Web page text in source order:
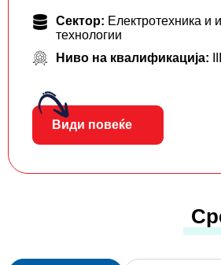
Сектор: Електротехника и
технологии
Ниво на квалификација:
Види повеќе